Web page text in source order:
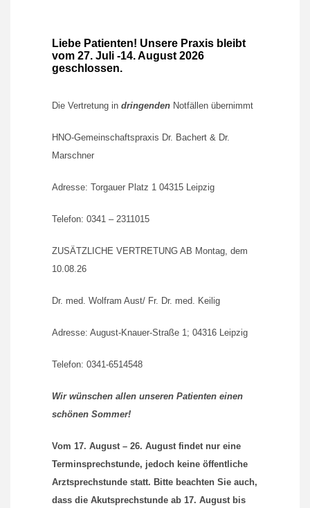
Liebe Patienten! Unsere Praxis bleibt
vom 27. Juli -14. August 2026
geschlossen.
Die Vertretung in dringenden Notfällen übernimmt
HNO-Gemeinschaftspraxis Dr. Bachert & Dr.
Marschner
Adresse: Torgauer Platz 1 04315 Leipzig
Telefon: 0341 – 2311015
ZUSÄTZLICHE VERTRETUNG AB Montag, dem
10.08.26
Dr. med. Wolfram Aust/ Fr. Dr. med. Keilig
Adresse: August-Knauer-Straße 1; 04316 Leipzig
Telefon: 0341-6514548
Wir wünschen allen unseren Patienten einen
schönen Sommer!
Vom 17. August – 26. August findet nur eine
Terminsprechstunde, jedoch keine öffentliche
Arztsprechstunde statt. Bitte beachten Sie auch,
dass die Akutsprechstunde ab 17. August bis